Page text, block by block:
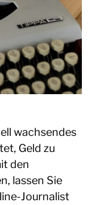
wachsendes
Geld zu
den
lassen Sie
Journalist